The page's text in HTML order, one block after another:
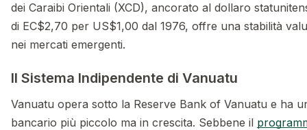
dei Caraibi Orientali (XCD), ancorato al dollaro
di EC$2,70 per US$1,00 dal 1976, offre una stabilità
nei mercati emergenti.
Il Sistema Indipendente di Vanuatu
Vanuatu opera sotto la Reserve Bank of Vanuatu e ha
bancario più piccolo ma in crescita. Sebbene il